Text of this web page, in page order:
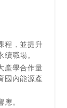
程，並提升
職場。
產學合作量
國內能源產
。